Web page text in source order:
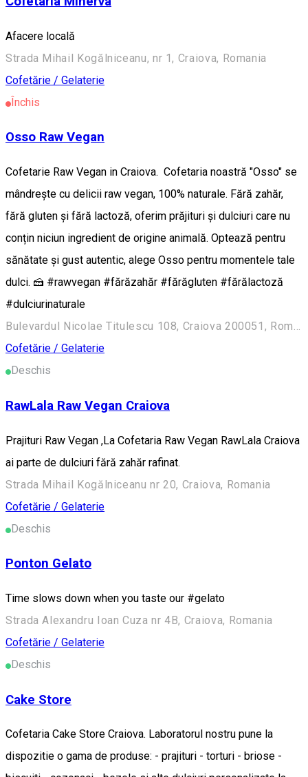
Afacere locală
Strada Mihail Kogălniceanu, nr 1, Craiova, Romania
Cofetărie / Gelaterie
Închis
Osso Raw Vegan
Cofetarie Raw Vegan in Craiova. Cofetaria noastră "Osso" se
mândrește cu delicii raw vegan, 100% naturale. Fără zahăr,
fără gluten și fără lactoză, oferim prăjituri și dulciuri care nu
conțin niciun ingredient de origine animală. Optează pentru
sănătate și gust autentic, alege Osso pentru momentele tale
dulci. 🍰 #rawvegan #fărăzahăr #fărăgluten #fărălactoză
#dulciurinaturale
Bulevardul Nicolae Titulescu 108, Craiova 200051, România
Cofetărie / Gelaterie
Deschis
RawLala Raw Vegan Craiova
Prajituri Raw Vegan ,La Cofetaria Raw Vegan RawLala Craiova
ai parte de dulciuri fără zahăr rafinat.
Strada Mihail Kogălniceanu nr 20, Craiova, Romania
Cofetărie / Gelaterie
Deschis
Ponton Gelato
Time slows down when you taste our #gelato
Strada Alexandru Ioan Cuza nr 4B, Craiova, Romania
Cofetărie / Gelaterie
Deschis
Cake Store
Cofetaria Cake Store Craiova. Laboratorul nostru pune la
dispozitie o gama de produse: - prajituri - torturi - briose -